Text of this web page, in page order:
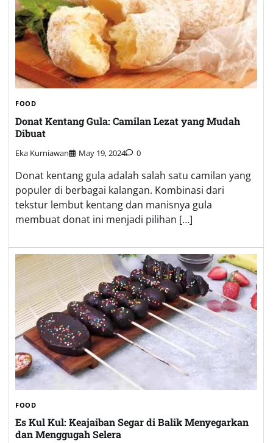
FOOD
Donat Kentang Gula: Camilan Lezat yang Mudah
Dibuat
Eka Kurniawan May 19, 2024 0
Donat kentang gula adalah salah satu camilan yang
populer di berbagai kalangan. Kombinasi dari
tekstur lembut kentang dan manisnya gula
membuat donat ini menjadi pilihan […]
FOOD
Es Kul Kul: Keajaiban Segar di Balik Menyegarkan
dan Menggugah Selera